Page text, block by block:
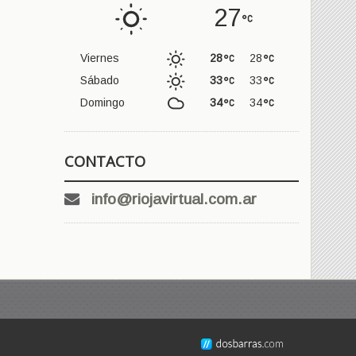
27
Viernes 28
28
Sábado
33
33
Domingo
34
34
CONTACTO
info@riojavirtual.com.ar